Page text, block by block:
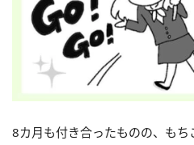
8カ月も付き合ったものの、も